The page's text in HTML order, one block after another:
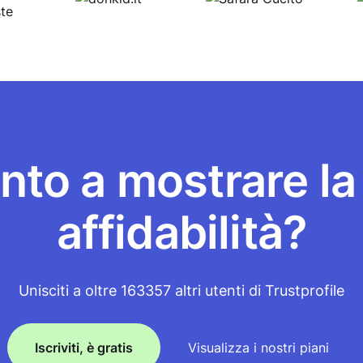
a mostrare
affidabilità?
Unisciti a oltre 163357 altri utenti di Trustprofile
Iscriviti, è gratis Visualizza i nostri piani